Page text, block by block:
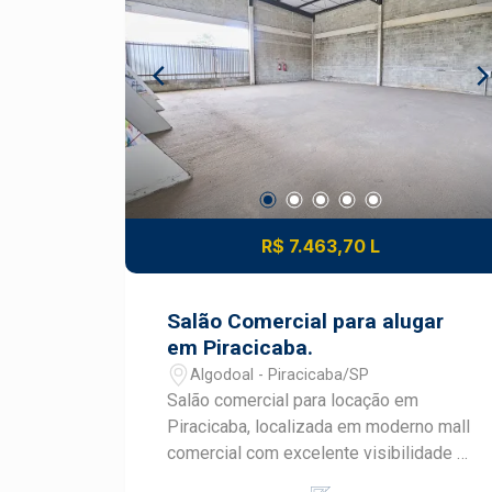
serviços, saúde, alimentação e
conveniência.OPORTUNIDADE Agende
sua visita
entregue no modelo Core & Shell,
permitindo que o locatário personalize
o espaço conforme as necessidades
do seu negócio. O empreendimento
dispõe de: 69 vagas de
estacionamento de uso comum;
Banheiros de uso comum para clientes
e colaboradores; Estrutura moderna e
circulação de público. O mall é
seguinte forma: 1 mega loja destinada à
academia; 2 lojas âncoras; 8 lojas
satélites. Localizado no tradicional e
estratégico próximo ao bairro Santa
Terezinha, o empreendimento está
inserido em uma região com forte
R$ 7.463,70 L
Salão Comercial para alugar
em Piracicaba.
Algodoal - Piracicaba/SP
Salão comercial para locação em
Piracicaba, localizada em moderno mall
comercial com excelente visibilidade e